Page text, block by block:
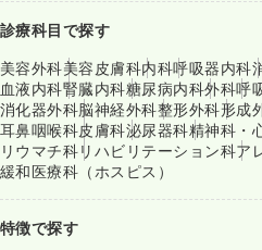
診療科目で探す
美容外科美容皮膚科内科呼吸器内科
血液内科腎臓内科糖尿病内科外科呼
消化器外科脳神経外科整形外科形成
耳鼻咽喉科皮膚科泌尿器科精神科・
リウマチ科リハビリテーション科ア
緩和医療科（ホスピス）
特徴で探す